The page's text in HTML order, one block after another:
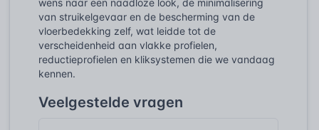
van struikelgevaar en de bescherming van de
vloerbedekking zelf, wat leidde tot de
verscheidenheid aan vlakke profielen,
reductieprofielen en kliksystemen die we vandaag
kennen.
Veelgestelde vragen